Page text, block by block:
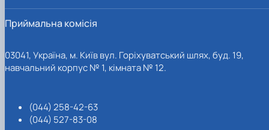
Приймальна комісія
03041, Україна, м. Київ вул. Горіхуватський шлях, буд. 19,
навчальний корпус № 1, кімната № 12.
(044) 258-42-63
(044) 527-83-08